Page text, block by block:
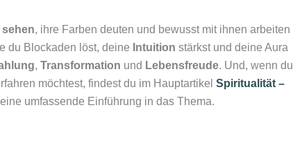
, ihre Farben deuten und bewusst mit ihnen arbeiten
du Blockaden löst, deine Intuition stärkst und deine Aura
, Transformation und Lebensfreude. Und, wenn du
möchtest, findest du im Hauptartikel Spiritualität –
eine umfassende Einführung in das Thema.